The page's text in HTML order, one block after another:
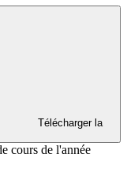
cours de l'année